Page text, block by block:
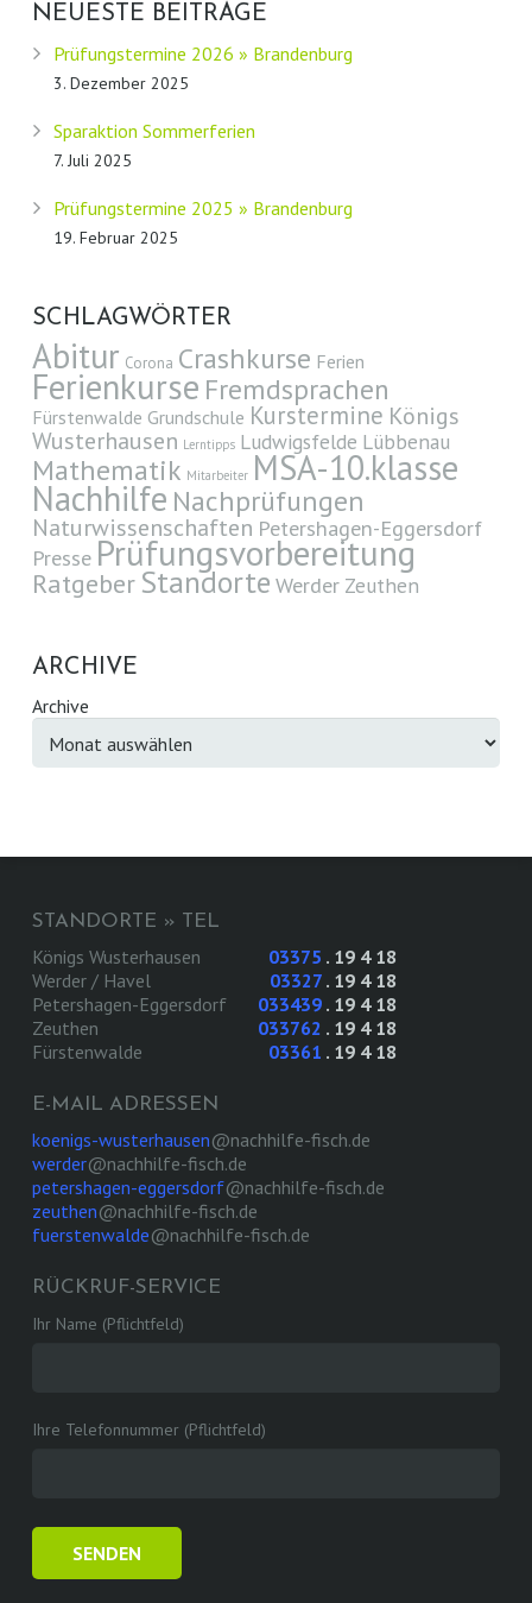
NEUESTE BEITRÄGE
Prüfungstermine 2026 » Brandenburg
3. Dezember 2025
Sparaktion Sommerferien
7. Juli 2025
Prüfungstermine 2025 » Brandenburg
19. Februar 2025
SCHLAGWÖRTER
Abitur Corona Crashkurse Ferien
Ferienkurse Fremdsprachen
Fürstenwalde Grundschule Kurstermine Königs
Wusterhausen Lerntipps Ludwigsfelde Lübbenau
Mathematik Mitarbeiter MSA-10.klasse
Nachhilfe Nachprüfungen
Naturwissenschaften Petershagen-Eggersdorf
Presse Prüfungsvorbereitung
Ratgeber Standorte Werder Zeuthen
ARCHIVE
Archive
STANDORTE » TEL
Königs Wusterhausen 03375 . 19 4 18
Werder / Havel
03327. 19 4 18
Petershagen-Eggersdorf
033439. 19 4 18
Zeuthen
033762 . 19 4 18
Fürstenwalde
03361 . 19 4 18
E-MAIL ADRESSEN
koenigs-wusterhausen@nachhilfe-fisch.de
werder@nachhilfe-fisch.de
petershagen-eggersdorf@nachhilfe-fisch.de
zeuthen@nachhilfe-fisch.de
fuerstenwalde@nachhilfe-fisch.de
RÜCKRUF-SERVICE
Ihr Name (Pflichtfeld)
Ihre Telefonnummer (Pflichtfeld)